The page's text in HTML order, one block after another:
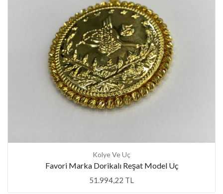
Kolye Ve Uç
Favori Marka Dorikalı Reşat Model Uç
51.994,22 TL